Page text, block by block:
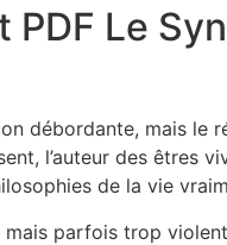
PDF Le
débordante, mais
l’auteur des êtres
de la vie
mais parfois trop